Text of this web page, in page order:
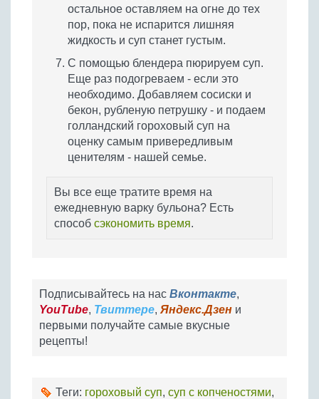
остальное оставляем на огне до тех
пор, пока не испарится лишняя
жидкость и суп станет густым.
С помощью блендера пюрируем суп.
Еще раз подогреваем - если это
необходимо. Добавляем сосиски и
бекон, рубленую петрушку - и подаем
голландский гороховый суп на
оценку самым привередливым
ценителям - нашей семье.
Вы все еще тратите время на
ежедневную варку бульона? Есть
способ сэкономить время.
Подписывайтесь на нас Вконтакте,
YouTube, Твиттере, Яндекс.Дзен и
первыми получайте самые вкусные
рецепты!
Теги: гороховый суп, суп с копченостями,